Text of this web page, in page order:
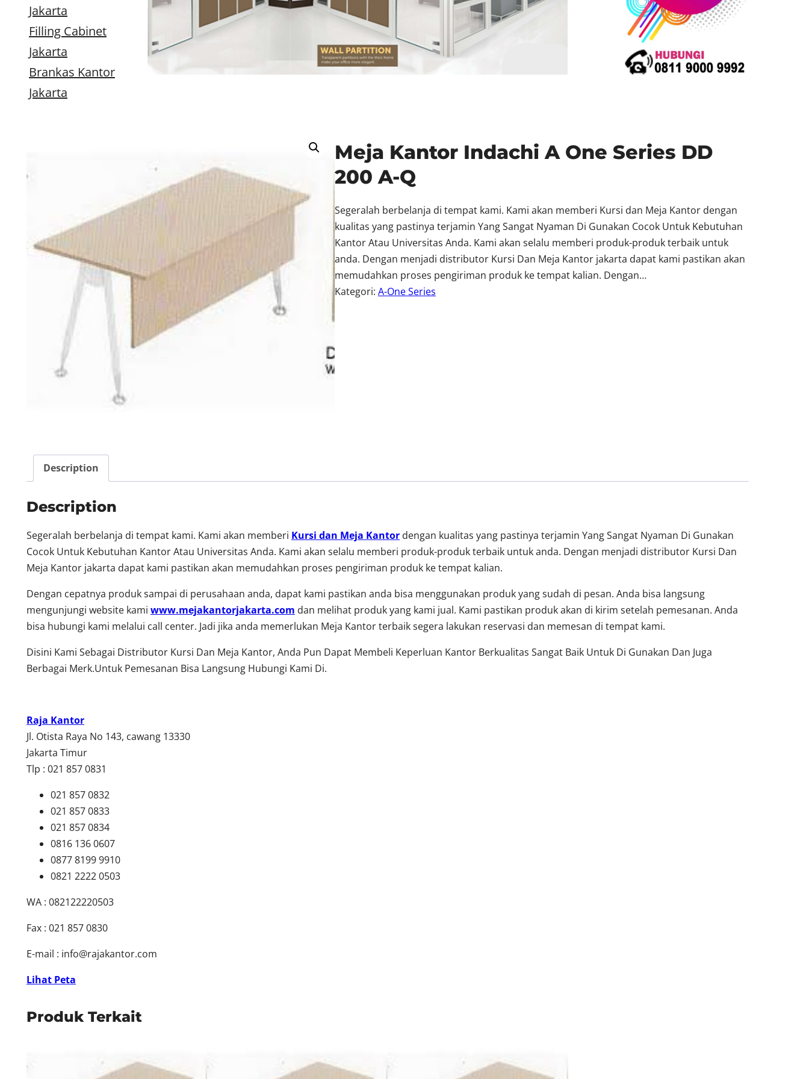
Jakarta
Filling Cabinet
Jakarta
Brankas Kantor
Jakarta
Meja Kantor Indachi A One Series DD
200 A-Q
Segeralah berbelanja di tempat kami. Kami akan memberi Kursi dan Meja Kantor dengan
kualitas yang pastinya terjamin Yang Sangat Nyaman Di Gunakan Cocok Untuk Kebutuhan
Kantor Atau Universitas Anda. Kami akan selalu memberi produk-produk terbaik untuk
anda. Dengan menjadi distributor Kursi Dan Meja Kantor jakarta dapat kami pastikan akan
memudahkan proses pengiriman produk ke tempat kalian. Dengan…
Kategori: A-One Series
Description
Description
Segeralah berbelanja di tempat kami. Kami akan memberi Kursi dan Meja Kantor dengan kualitas yang pastinya terjamin Yang Sangat Nyaman Di Gunakan
Cocok Untuk Kebutuhan Kantor Atau Universitas Anda. Kami akan selalu memberi produk-produk terbaik untuk anda. Dengan menjadi distributor Kursi Dan
Meja Kantor jakarta dapat kami pastikan akan memudahkan proses pengiriman produk ke tempat kalian.
Dengan cepatnya produk sampai di perusahaan anda, dapat kami pastikan anda bisa menggunakan produk yang sudah di pesan. Anda bisa langsung
mengunjungi website kami www.mejakantorjakarta.com dan melihat produk yang kami jual. Kami pastikan produk akan di kirim setelah pemesanan. Anda
bisa hubungi kami melalui call center. Jadi jika anda memerlukan Meja Kantor terbaik segera lakukan reservasi dan memesan di tempat kami.
Disini Kami Sebagai Distributor Kursi Dan Meja Kantor, Anda Pun Dapat Membeli Keperluan Kantor Berkualitas Sangat Baik Untuk Di Gunakan Dan Juga
Berbagai Merk.Untuk Pemesanan Bisa Langsung Hubungi Kami Di.
Raja Kantor
Jl. Otista Raya No 143, cawang 13330
Jakarta Timur
Tlp : 021 857 0831
021 857 0832
021 857 0833
021 857 0834
0816 136 0607
0877 8199 9910
0821 2222 0503
WA : 082122220503
Fax : 021 857 0830
E-mail : info@rajakantor.com
Lihat Peta
Produk Terkait